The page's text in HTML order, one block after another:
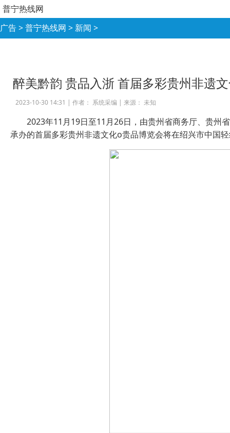
普宁热线网
广告>普宁热线网 > 新闻 >
醉美黔韵 贵品入浙 首届多彩贵州非遗
2023-10-30 14:31 | 作者： 系统采编 | 来源： 未知
2023年11月19日至11月26日，由贵州省商务厅、贵州
承办的首届多彩贵州非遗文化o贵品博览会将在绍兴市中国